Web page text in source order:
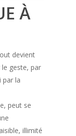
À
devient
geste, par
par la
peut se
illimité